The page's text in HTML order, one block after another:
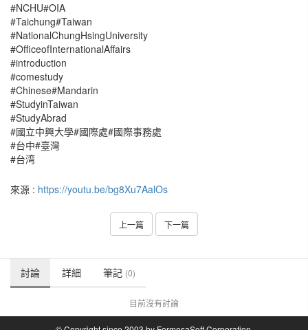
#NCHU#OIA
#Taichung#Taiwan
#NationalChungHsingUniversity
#OfficeofInternationalAffairs
#introduction
#comestudy
#Chinese#Mandarin
#StudyinTaiwan
#StudyAbrad
#國立中興大學#國際處#國際事務處
#台中#臺灣
#台湾
來源 : https://youtu.be/bg8Xu7AalOs
上一篇 下一篇
討論 詳細 筆記 (0)
目前沒有討論